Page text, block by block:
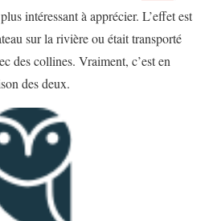
intéressant à apprécier. L’effet est
sur la rivière ou était transporté
des collines. Vraiment, c’est en
des deux.